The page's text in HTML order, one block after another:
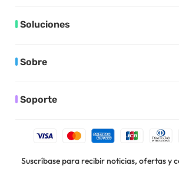
Soluciones
Sobre
Soporte
Suscríbase para recibir noticias, ofertas y